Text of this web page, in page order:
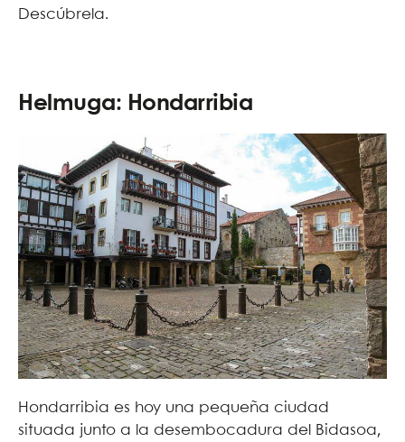
Descúbrela.
Helmuga: Hondarribia
Hondarribia es hoy una pequeña ciudad
situada junto a la desembocadura del Bidasoa,